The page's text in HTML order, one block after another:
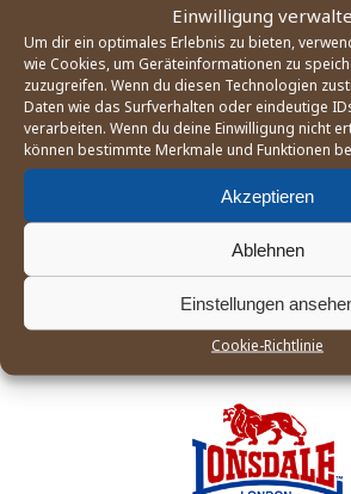
Einwilligung
Um dir ein optimales Erlebnis zu bieten,
wie Cookies, um Geräteinformationen zu
zuzugreifen. Wenn du diesen Technologien
Daten wie das Surfverhalten oder eindeutige
verarbeiten. Wenn du deine Einwilligung nicht
können bestimmte Merkmale und Funktionen
Akzeptieren
Ablehnen
Einstellungen
Cookie-Richtlinie
Wei­ter­füh­ren­de Informationen:
Bericht der »Boxing Task Force«
len Olym­pi­schen Komi­tees (IOC)
rung des Qua­li­fi­ka­ti­ons­we­ges
öff­net neu­es Browserfenster)
DIE SPONSOREN DER